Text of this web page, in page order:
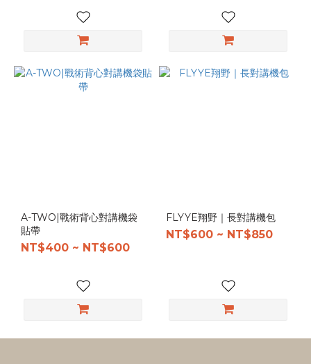
1000D
A-TWO|戰術背心對講機袋
貼帶
NT$400 ~ NT$600
FLYYE翔野｜長對講機包
NT$600 ~ NT$850